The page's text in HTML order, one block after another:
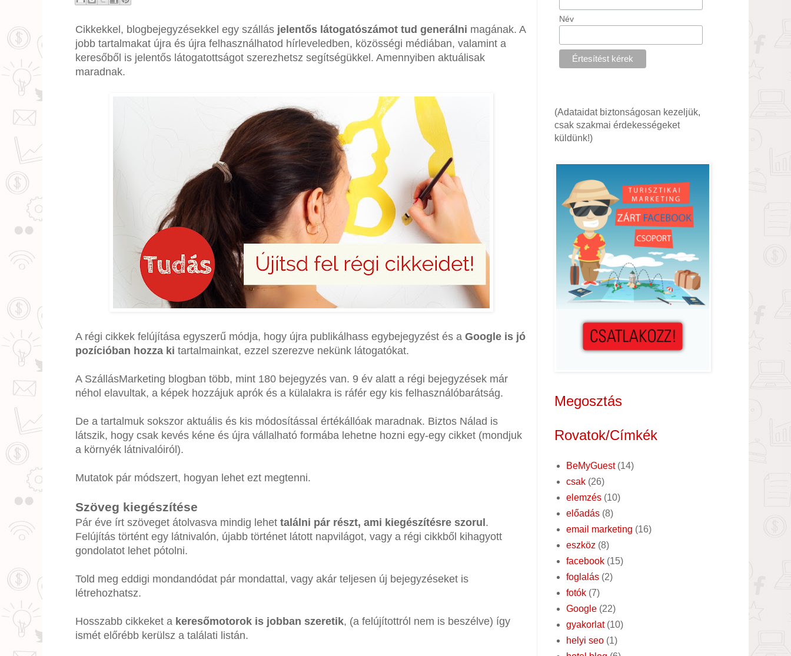
Cikkekkel, blogbejegyzésekkel egy szállás jelentős látogatószámot tud generálni magának. A
jobb tartalmakat újra és újra felhasználhatod hírleveledben, közösségi médiában, valamint a
keresőből is jelentős látogatottságot szerezhetsz segítségükkel. Amennyiben aktuálisak
maradnak.
A régi cikkek felújítása egyszerű módja, hogy újra publikálhass egybejegyzést és a Google is jó
pozícióban hozza ki tartalmainkat, ezzel szerezve nekünk látogatókat.
A SzállásMarketing blogban több, mint 180 bejegyzés van. 9 év alatt a régi bejegyzések már
néhol elavultak, a képek hozzájuk aprók és a külalakra is ráfér egy kis felhasználóbarátság.
De a tartalmuk sokszor aktuális és kis módosítással értékállóak maradnak. Biztos Nálad is
látszik, hogy csak kevés kéne és újra vállalható formába lehetne hozni egy-egy cikket (mondjuk
a környék látnivalóiról).
Mutatok pár módszert, hogyan lehet ezt megtenni.
Szöveg kiegészítése
Pár éve írt szöveget átolvasva mindig lehet találni pár részt, ami kiegészítésre szorul.
Felújítás történt egy látnivalón, újabb történet látott napvilágot, vagy a régi cikkből kihagyott
gondolatot lehet pótolni.
Told meg eddigi mondandódat pár mondattal, vagy akár teljesen új bejegyzéseket is
létrehozhatsz.
Hosszabb cikkeket a keresőmotorok is jobban szeretik, (a felújítottról nem is beszélve) így
ismét előrébb kerülsz a találati listán.
Név
(Adataidat biztonságosan kezeljük,
csak szakmai érdekességeket
küldünk!)
Megosztás
Rovatok/Címkék
BeMyGuest (14)
csak (26)
elemzés (10)
előadás (8)
email marketing (16)
eszköz (8)
facebook (15)
foglalás (2)
fotók (7)
Google (22)
gyakorlat (10)
helyi seo (1)